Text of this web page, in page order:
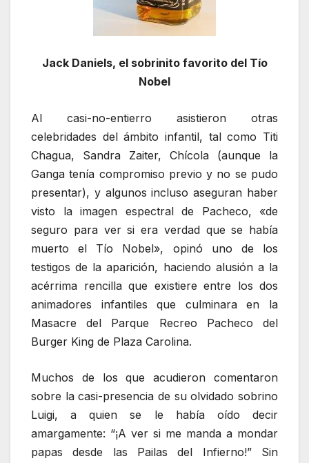
Jack Daniels, el sobrinito favorito del Tío
Nobel
Al casi-no-entierro asistieron otras
celebridades del ámbito infantil, tal como Titi
Chagua, Sandra Zaiter, Chícola (aunque la
Ganga tenía compromiso previo y no se pudo
presentar), y algunos incluso aseguran haber
visto la imagen espectral de Pacheco, «de
seguro para ver si era verdad que se había
muerto el Tío Nobel», opinó uno de los
testigos de la aparición, haciendo alusión a la
acérrima rencilla que existiere entre los dos
animadores infantiles que culminara en la
Masacre del Parque Recreo Pacheco del
Burger King de Plaza Carolina.
Muchos de los que acudieron comentaron
sobre la casi-presencia de su olvidado sobrino
Luigi, a quien se le había oído decir
amargamente: “¡A ver si me manda a mondar
papas desde las Pailas del Infierno!” Sin